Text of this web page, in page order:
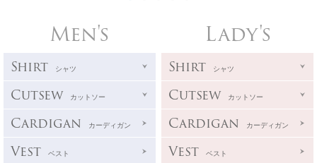
Men's
Shirt シャツ
Cutsew カットソー
Cardigan カーディガン
Vest ベスト
Lady's
Shirt シャツ
Cutsew カットソー
Cardigan カーディガン
Vest ベスト